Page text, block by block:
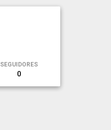
SEGUIDORES
0